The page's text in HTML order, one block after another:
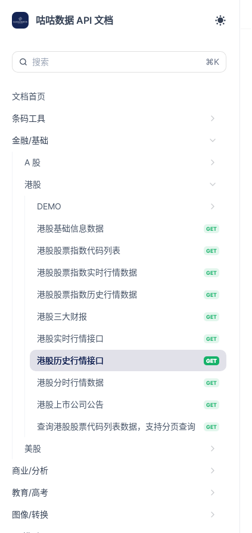
咕咕数据 API 文档
⌘K
文档首页
条码工具
金融/基础
A 股
港股
DEMO
港股基础信息数据 GET
港股股票指数代码列表 GET
港股股票指数实时行情数据 GET
港股股票指数历史行情数据 GET
港股三大财报 GET
港股实时行情接口 GET
港股历史行情接口 GET
港股分时行情数据 GET
港股上市公司公告 GET
查询港股股票代码列表数据，支持分页查询 GET
美股
商业/分析
教育/高考
图像/转换